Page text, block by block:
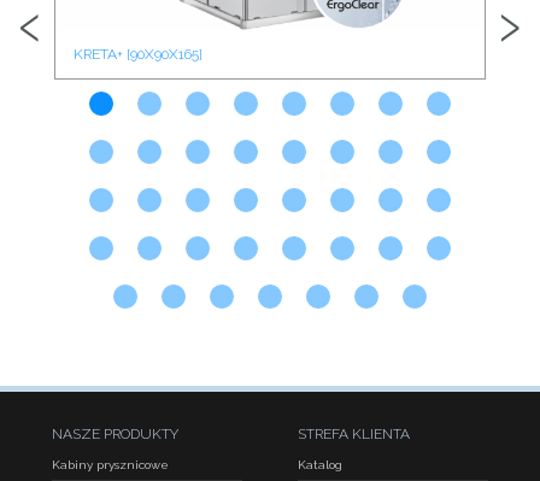
KRETA+ [90X90X165]
‹ ›
NASZE PRODUKTY
Kabiny prysznicowe
STREFA KLIENTA
Katalog